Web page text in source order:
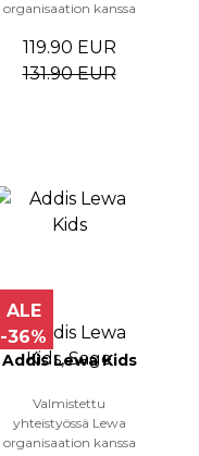
organisaation kanssa
119.90 EUR
131.90 EUR
ALE
-36%
Addis Lewa Kids
Valmistettu
yhteistyössä Lewa
organisaation kanssa